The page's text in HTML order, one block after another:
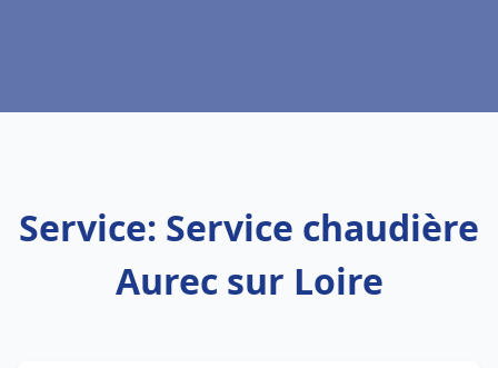
Service: Service chaudière
Aurec sur Loire